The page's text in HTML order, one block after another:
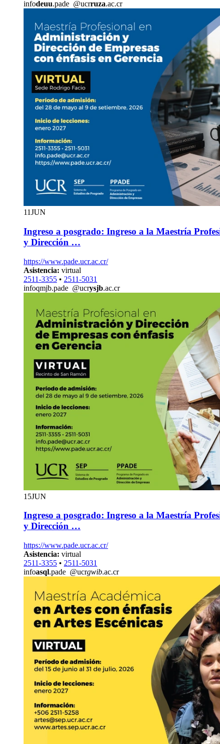
infodeuu.pade @ucrruza.ac.cr
11JUN
Ingreso a posgrado: Ingreso a la Maestría
y Dirección …
https://www.pade.ucr.ac.cr/
Asistencia: virtual
2511-3355 • 2511-5031
infoqmjb.pade @ucrysjb.ac.cr
15JUN
Ingreso a posgrado: Ingreso a la Maestría
y Dirección …
https://www.pade.ucr.ac.cr/
Asistencia: virtual
2511-3355 • 2511-5031
infoasql.pade @ucrgwib.ac.cr